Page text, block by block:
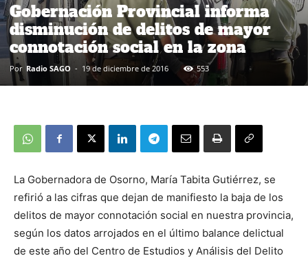
Gobernación Provincial informa
disminución de delitos de mayor
connotación social en la zona
Por Radio SAGO - 19 de diciembre de 2016 553
La Gobernadora de Osorno, María Tabita Gutiérrez, se
refirió a las cifras que dejan de manifiesto la baja de los
delitos de mayor connotación social en nuestra provincia,
según los datos arrojados en el último balance delictual
de este año del Centro de Estudios y Análisis del Delito